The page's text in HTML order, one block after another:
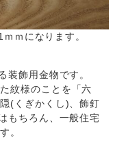
ｍになります。
装飾用金物です。
紋様のことを「六
(くぎかくし)、飾釘
もちろん、一般住宅
。